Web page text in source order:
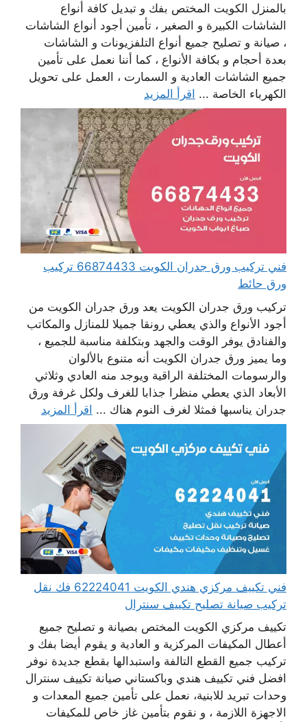
بالمنزل الكويت المختص بفك و تبديل كافة أنواع
الشاشات الكبيرة و الصغير ، تأمين أجود أنواع الشاشات
، صيانة و تصليح جميع أنواع التلفزيونات و الشاشات
بعدة أحجام و بكافة الأنواع ، كما أننا نعمل على تأمين
جميع الشاشات العادية و السمارت ، العمل على تحويل
الكهرباء الخاصة ... اقرأ المزيد
فني تركيب ورق جدران الكويت 66874433 تركيب
ورق حائط
تركيب ورق جدران الكويت يعد ورق جدران الكويت من
أجود الأنواع والذي يعطي رونقا جميلا للمنازل والمكاتب
والفنادق يوفر الوقت والجهد وبتكلفة مناسبة للجميع ،
وما يميز ورق جدران الكويت أنه متنوع بالألوان
والرسومات المختلفة الراقية ويوجد منه العادي وثلاثي
الأبعاد الذي يعطي منظرا جذابا للغرف ولكل غرفة ورق
جدران يناسبها فمثلا لغرف النوم هناك ... اقرأ المزيد
فني تكييف مركزي هندي الكويت 62224041 فك نقل
تركيب صيانة تصليح تكييف سنترال
تكييف مركزي الكويت المختص بصيانة و تصليح جميع
أعطال المكيفات المركزية و العادية و يقوم أيضا بفك و
تركيب جميع القطع التالفة واستبدالها بقطع جديدة نوفر
افضل فني تكييف هندي وباكستاني صيانة تكييف سنترال
وحدات تبريد للابنية، نعمل على تأمين جميع المعدات و
الاجهزة اللازمة ، و نقوم بتأمين غاز خاص للمكيفات